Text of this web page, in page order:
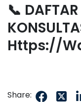
📞
Https://
Share: